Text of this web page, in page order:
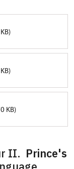
KB)
II. Prince's